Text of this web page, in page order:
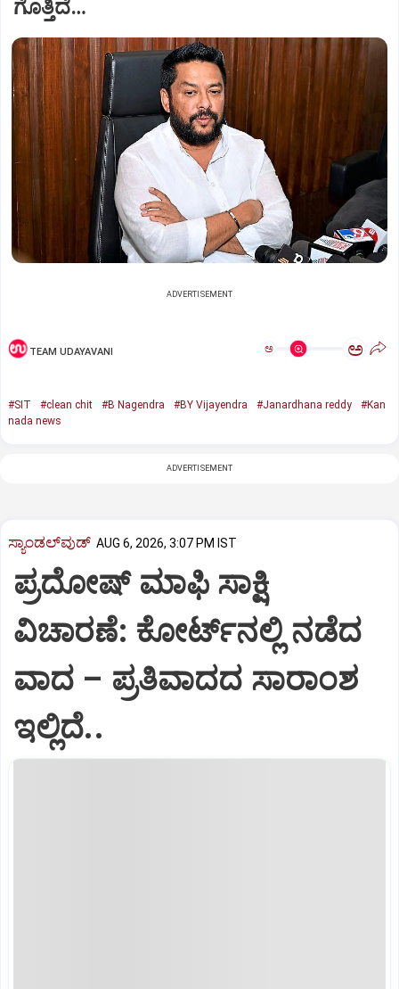
ಗೊತ್ತಿದೆ…
ADVERTISEMENT
TEAM UDAYAVANI ಅ ಅ
#SIT #clean chit #B Nagendra #BY Vijayendra #Janardhana reddy
#Kan
nada news
ADVERTISEMENT
ಸ್ಯಾಂಡಲ್‌ವುಡ್‌ AUG 6, 2026, 3:07 PM IST
ಪ್ರದೋಷ್ ಮಾಫಿ ಸಾಕ್ಷಿ
ವಿಚಾರಣೆ: ಕೋರ್ಟ್‌ನಲ್ಲಿ ನಡೆದ
ವಾದ – ಪ್ರತಿವಾದದ ಸಾರಾಂಶ
ಇಲ್ಲಿದೆ..